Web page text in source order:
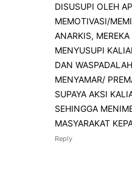
DISUSUPI OLEH
MEMOTIVASI/
ANARKIS,
MENYUSUPI
DAN
MENYAMAR/
SUPAYA AKSI
SEHINGGA
MASYARAKAT
Reply